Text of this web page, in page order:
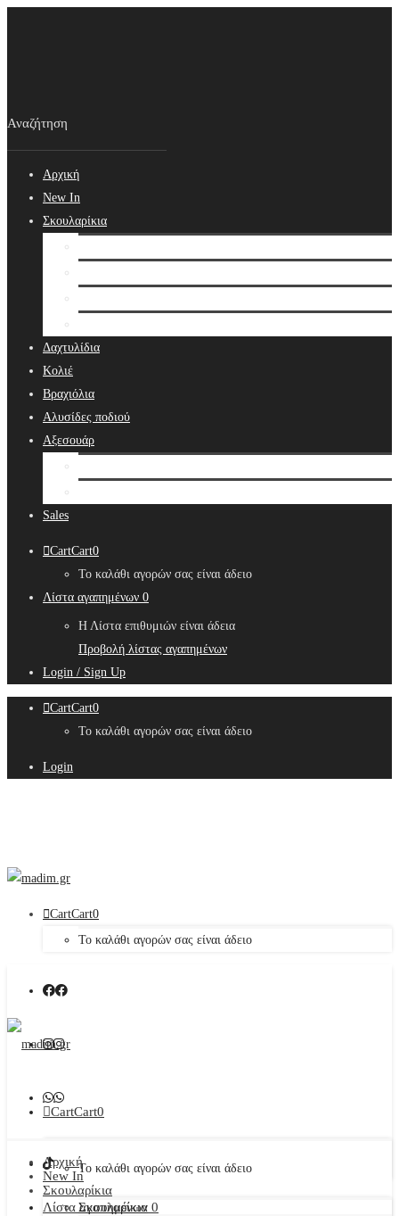
Αρχική
New In
Σκουλαρίκια
Δαχτυλίδια
Κολιέ
Βραχιόλια
Αλυσίδες ποδιού
Αξεσουάρ
Sales
CartCart0
Το καλάθι αγορών σας είναι άδειο
Λίστα αγαπημένων 0
Η Λίστα επιθυμιών είναι άδεια
Προβολή λίστας αγαπημένων
Login / Sign Up
CartCart0
Το καλάθι αγορών σας είναι άδειο
Login
CartCart0
Το καλάθι αγορών σας είναι άδειο
CartCart0
Το καλάθι αγορών σας είναι άδειο
Λίστα αγαπημένων 0
Αρχική
New In
Σκουλαρίκια
Σκουλαρίκια